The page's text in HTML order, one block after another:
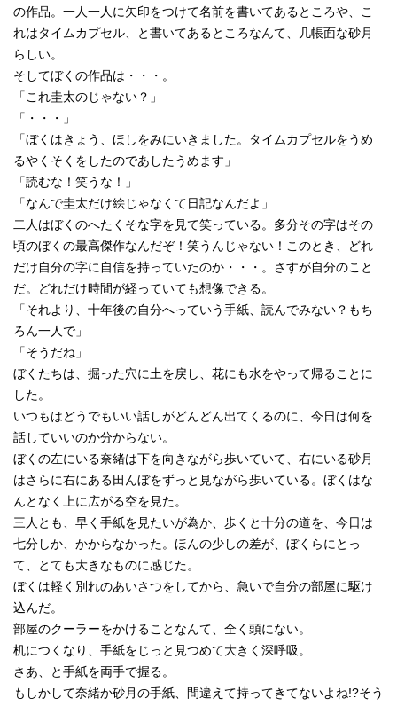
の作品。一人一人に矢印をつけて名前を書いてあるところや、こ
れはタイムカプセル、と書いてあるところなんて、几帳面な砂月
らしい。
そしてぼくの作品は・・・。
「これ圭太のじゃない？」
「・・・」
「ぼくはきょう、ほしをみにいきました。タイムカプセルをうめ
るやくそくをしたのであしたうめます」
「読むな！笑うな！」
「なんで圭太だけ絵じゃなくて日記なんだよ」
二人はぼくのへたくそな字を見て笑っている。多分その字はその
頃のぼくの最高傑作なんだぞ！笑うんじゃない！このとき、どれ
だけ自分の字に自信を持っていたのか・・・。さすが自分のこと
だ。どれだけ時間が経っていても想像できる。
「それより、十年後の自分へっていう手紙、読んでみない？もち
ろん一人で」
「そうだね」
ぼくたちは、掘った穴に土を戻し、花にも水をやって帰ることに
した。
いつもはどうでもいい話しがどんどん出てくるのに、今日は何を
話していいのか分からない。
ぼくの左にいる奈緒は下を向きながら歩いていて、右にいる砂月
はさらに右にある田んぼをずっと見ながら歩いている。ぼくはな
んとなく上に広がる空を見た。
三人とも、早く手紙を見たいが為か、歩くと十分の道を、今日は
七分しか、かからなかった。ほんの少しの差が、ぼくらにとっ
て、とても大きなものに感じた。
ぼくは軽く別れのあいさつをしてから、急いで自分の部屋に駆け
込んだ。
部屋のクーラーをかけることなんて、全く頭にない。
机につくなり、手紙をじっと見つめて大きく深呼吸。
さあ、と手紙を両手で握る。
もしかして奈緒か砂月の手紙、間違えて持ってきてないよね!?そう